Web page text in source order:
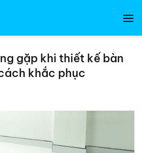
gặp khi thiết kế bàn
khắc phục